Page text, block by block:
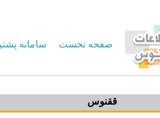
صفحه نخست سامانه
ققنوس